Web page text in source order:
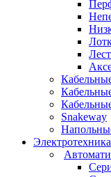
Snakeway
Электротехника